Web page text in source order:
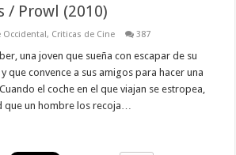
/ Prowl (2010)
Occidental, Criticas de Cine 387
una joven que sueña con escapar de su
que convence a sus amigos para hacer una
el coche en el que viajan se estropea,
que un hombre los recoja…